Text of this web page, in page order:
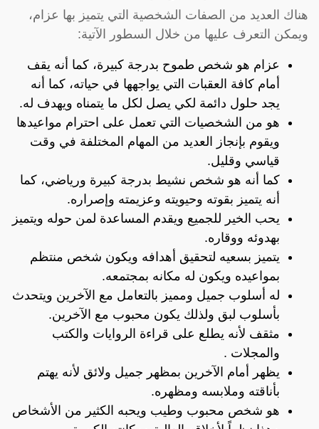
هناك العديد من الصفات الشخصية التي يتميز بها عزام،
ويمكن التعرف عليها من خلال السطور الآتية:
عزام هو شخص طموح بدرجة كبيرة، كما أنه يقف
أمام كافة العقبات التي يواجهها في حياته، كما أنه
يجد حلول دائمة لكي يصل لكل ما يتمناه ويهدف له.
هو من الشخصيات التي تعمل على احترام مواعيدها
ويقوم بإنجاز العديد من المهام المختلفة في وقت
قياسي وقليل.
كما أنه هو شخص نشيط بدرجة كبيرة ورياضي، كما
أنه يتميز بقوته وحيويته وعزيمته وإصراره.
يحب الخير للجميع ويقدم المساعدة لمن حوله ويتميز
بهدوئه ووقاره.
يتميز بسعيه لتحقيق أهدافه ويكون شخص منتظم
بمواعيده ويكون له مكانه بمجتمعه.
له أسلوب جميل ومميز بالتعامل مع الآخرين ويتحدث
بأسلوب لبق ولذلك يكون محبوب مع الآخرين.
مثقف لأنه يطلع على قراءة الروايات والكتب
والمجلات .
يظهر أمام الآخرين بمظهر جميل ولائق لأنه يهتم
بأناقته وملابسه ومظهره.
هو شخص محبوب وطيب ويحبه الكثير من الأشخاص